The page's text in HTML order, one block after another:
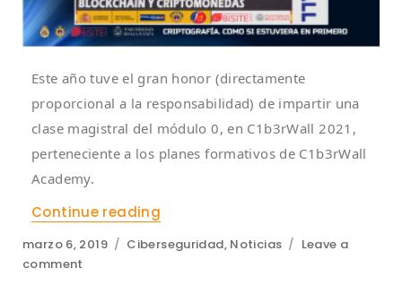
Este año tuve el gran honor (directamente
proporcional a la responsabilidad) de impartir una
clase magistral del módulo 0, en C1b3rWall 2021,
perteneciente a los planes formativos de C1b3rWall
Academy.
Continue reading
Posted
on
marzo 6, 2019 Categories
Ciberseguridad, Noticias
Leave a
comment